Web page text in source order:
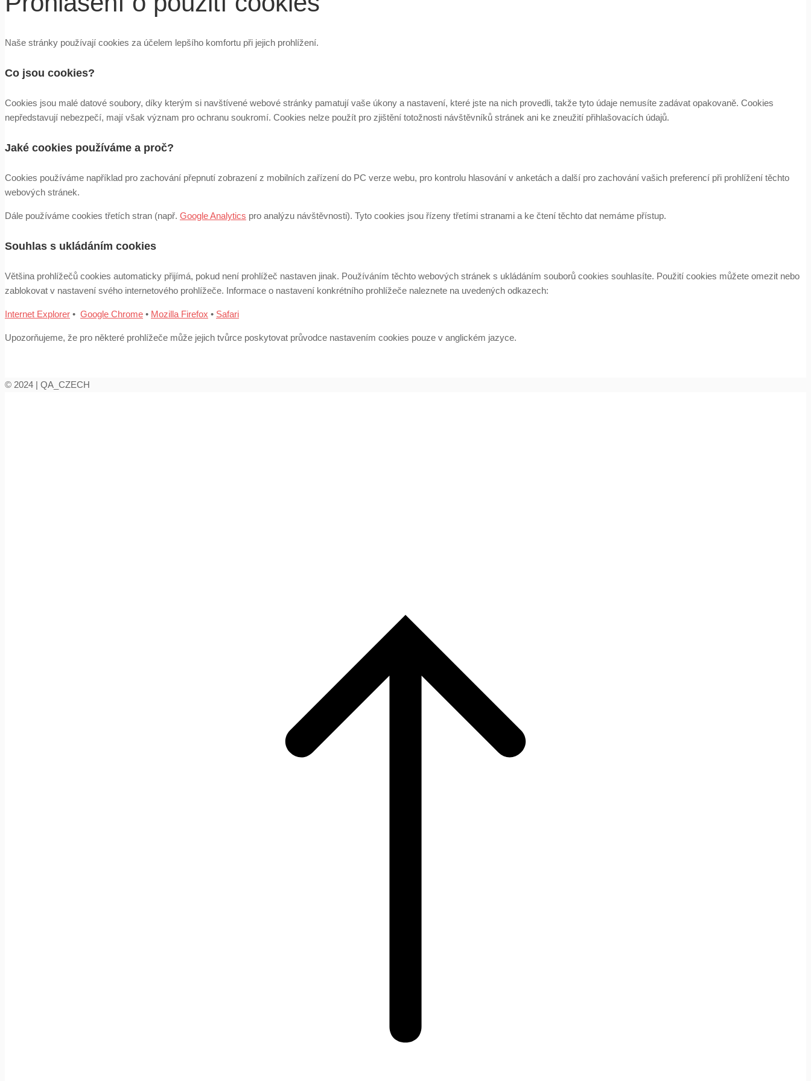
Naše stránky používají cookies za účelem lepšího komfortu při jejich prohlížení.
Co jsou cookies?
Cookies jsou malé datové soubory, díky kterým si navštívené webové stránky pamatují vaše úkony a nastavení, které jste na nich provedli, takže tyto údaje nemusíte zadávat opakovaně. Cookies
nepředstavují nebezpečí, mají však význam pro ochranu soukromí. Cookies nelze použít pro zjištění totožnosti návštěvníků stránek ani ke zneužití přihlašovacích údajů.
Jaké cookies používáme a proč?
Cookies používáme například pro zachování přepnutí zobrazení z mobilních zařízení do PC verze webu, pro kontrolu hlasování v anketách a další pro zachování vašich preferencí při prohlížení těchto
webových stránek.
Dále používáme cookies třetích stran (např. Google Analytics pro analýzu návštěvnosti). Tyto cookies jsou řízeny třetími stranami a ke čtení těchto dat nemáme přístup.
Souhlas s ukládáním cookies
Většina prohlížečů cookies automaticky přijímá, pokud není prohlížeč nastaven jinak. Používáním těchto webových stránek s ukládáním souborů cookies souhlasíte. Použití cookies můžete omezit nebo
zablokovat v nastavení svého internetového prohlížeče. Informace o nastavení konkrétního prohlížeče naleznete na uvedených odkazech:
Internet Explorer • Google Chrome • Mozilla Firefox • Safari
Upozorňujeme, že pro některé prohlížeče může jejich tvůrce poskytovat průvodce nastavením cookies pouze v anglickém jazyce.
© 2024 | QA_CZECH